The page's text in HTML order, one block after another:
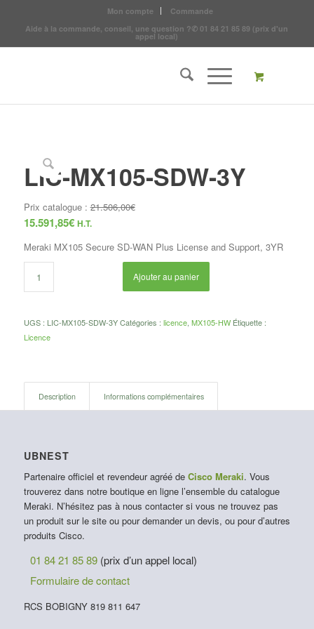
Mon compte
Commande
Aide à la commande, conseil, une question ?✆ 01 84 21 85 89 (prix d'un
appel local)
LIC-MX105-SDW-3Y
Prix catalogue :21.506,00€
15.591,85€ H.T.
Meraki MX105 Secure SD-WAN Plus License and Support, 3YR
Ajouter au panier
UGS : LIC-MX105-SDW-3Y Catégories : licence, MX105-HW Étiquette :
Licence
Description Informations complémentaires
UBNEST
Partenaire officiel et revendeur agréé de Cisco Meraki. Vous
trouverez dans notre boutique en ligne l’ensemble du catalogue
Meraki. N’hésitez pas à nous contacter si vous ne trouvez pas
un produit sur le site ou pour demander un devis, ou pour d’autres
produits Cisco.
01 84 21 85 89 (prix d’un appel local)
Formulaire de contact
RCS BOBIGNY 819 811 647